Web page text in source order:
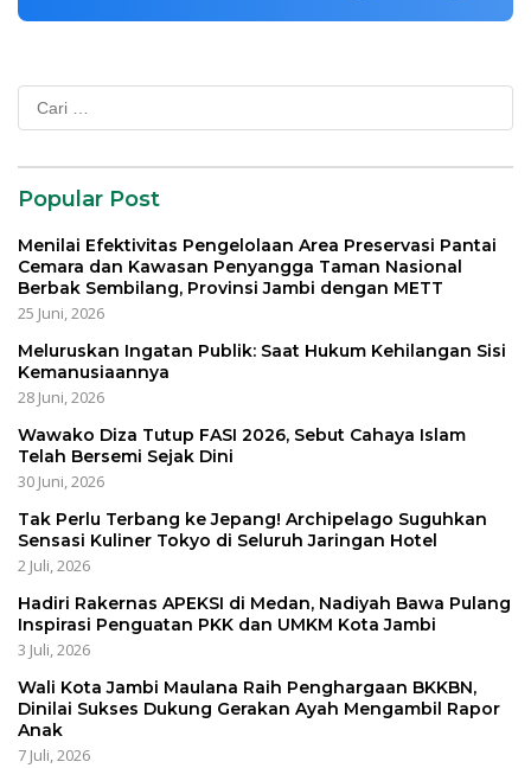
Cari
untuk:
Popular Post
Menilai Efektivitas Pengelolaan Area Preservasi Pantai
Cemara dan Kawasan Penyangga Taman Nasional
Berbak Sembilang, Provinsi Jambi dengan METT
25 Juni, 2026
Meluruskan Ingatan Publik: Saat Hukum Kehilangan Sisi
Kemanusiaannya
28 Juni, 2026
Wawako Diza Tutup FASI 2026, Sebut Cahaya Islam
Telah Bersemi Sejak Dini
30 Juni, 2026
Tak Perlu Terbang ke Jepang! Archipelago Suguhkan
Sensasi Kuliner Tokyo di Seluruh Jaringan Hotel
2 Juli, 2026
Hadiri Rakernas APEKSI di Medan, Nadiyah Bawa Pulang
Inspirasi Penguatan PKK dan UMKM Kota Jambi
3 Juli, 2026
Wali Kota Jambi Maulana Raih Penghargaan BKKBN,
Dinilai Sukses Dukung Gerakan Ayah Mengambil Rapor
Anak
7 Juli, 2026